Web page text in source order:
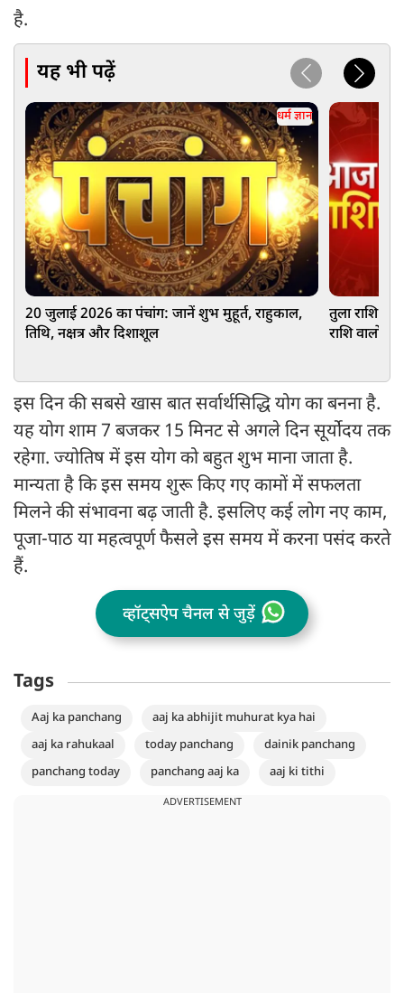
है.
यह भी पढ़ें
धर्म ज्ञान
20 जुलाई 2026 का पंचांग: जानें शुभ मुहूर्त, राहुकाल,
तिथि, नक्षत्र और दिशाशूल
तुला राशि
राशि वालों
इस दिन की सबसे खास बात सर्वार्थसिद्धि योग का बनना है.
यह योग शाम 7 बजकर 15 मिनट से अगले दिन सूर्योदय तक
रहेगा. ज्योतिष में इस योग को बहुत शुभ माना जाता है.
मान्यता है कि इस समय शुरू किए गए कामों में सफलता
मिलने की संभावना बढ़ जाती है. इसलिए कई लोग नए काम,
पूजा-पाठ या महत्वपूर्ण फैसले इस समय में करना पसंद करते
हैं.
व्हॉट्सऐप चैनल से जुड़ें
Tags
Aaj ka panchang
aaj ka abhijit muhurat kya hai
aaj ka rahukaal
today panchang
dainik panchang
panchang today
panchang aaj ka aaj ki tithi
ADVERTISEMENT